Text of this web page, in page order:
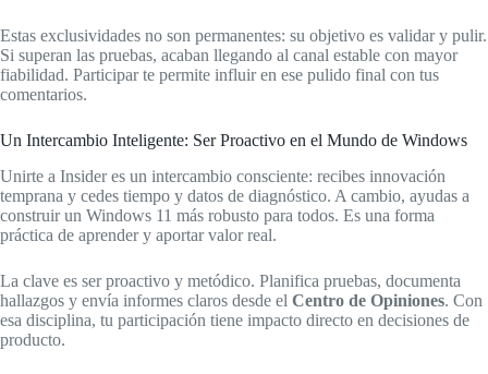
Estas exclusividades no son permanentes: su objetivo es validar y pulir.
Si superan las pruebas, acaban llegando al canal estable con mayor
fiabilidad. Participar te permite influir en ese pulido final con tus
comentarios.
Un Intercambio Inteligente: Ser Proactivo en el Mundo de Windows
Unirte a Insider es un intercambio consciente: recibes innovación
temprana y cedes tiempo y datos de diagnóstico. A cambio, ayudas a
construir un Windows 11 más robusto para todos. Es una forma
práctica de aprender y aportar valor real.
La clave es ser proactivo y metódico. Planifica pruebas, documenta
hallazgos y envía informes claros desde el Centro de Opiniones. Con
esa disciplina, tu participación tiene impacto directo en decisiones de
producto.